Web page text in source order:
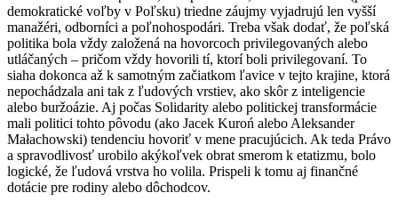
demokratické voľby v Poľsku) triedne záujmy vyjadrujú len vyšší
manažéri, odborníci a poľnohospodári. Treba však dodať, že poľská
politika bola vždy založená na hovorcoch privilegovaných alebo
utláčaných – pričom vždy hovorili tí, ktorí boli privilegovaní. To
siaha dokonca až k samotným začiatkom ľavice v tejto krajine, ktorá
nepochádzala ani tak z ľudových vrstiev, ako skôr z inteligencie
alebo buržoázie. Aj počas Solidarity alebo politickej transformácie
mali politici tohto pôvodu (ako Jacek Kuroń alebo Aleksander
Małachowski) tendenciu hovoriť v mene pracujúcich. Ak teda Právo
a spravodlivosť urobilo akýkoľvek obrat smerom k etatizmu, bolo
logické, že ľudová vrstva ho volila. Prispeli k tomu aj finančné
dotácie pre rodiny alebo dôchodcov.